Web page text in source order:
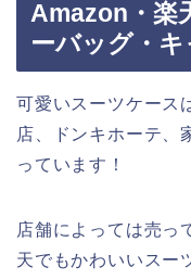
Amazon・楽
ーバッグ・
可愛いスーツケース
店、ドンキホーテ、
っています！
店舗によっては売っ
天でもかわいいスー